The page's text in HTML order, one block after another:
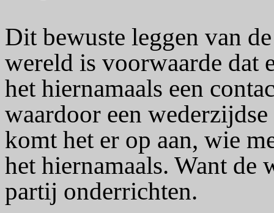
Dit bewuste leggen van
wereld is voorwaarde dat
het hiernamaals een
waardoor een
komt het er op aan, wie
het hiernamaals. Want de
partij onderrichten.